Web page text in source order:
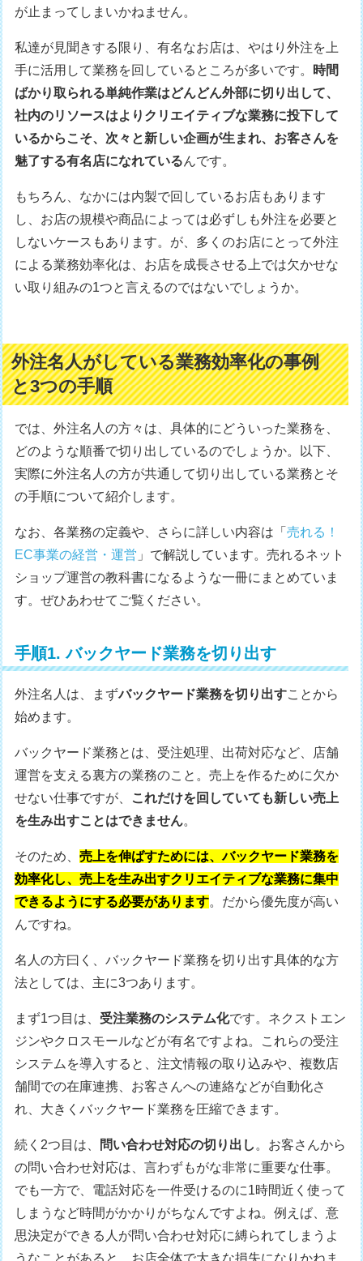
が止まってしまいかねません。
私達が見聞きする限り、有名なお店は、やはり外注を上
手に活用して業務を回しているところが多いです。 時間
ばかり取られる単純作業はどんどん外部に切り出して、
社内のリソースはよりクリエイティブな業務に投下して
いるからこそ、次々と新しい企画が生まれ、お客さんを
魅了する有名店になれているんです。
もちろん、なかには内製で回しているお店もあります
し、お店の規模や商品によっては必ずしも外注を必要と
しないケースもあります。が、多くのお店にとって外注
による業務効率化は、お店を成長させる上では欠かせな
い取り組みの1つと言えるのではないでしょうか。
外注名人がしている業務効率化の事例
と3つの手順
では、外注名人の方々は、具体的にどういった業務を、
どのような順番で切り出しているのでしょうか。以下、
実際に外注名人の方が共通して切り出している業務とそ
の手順について紹介します。
なお、各業務の定義や、さらに詳しい内容は「売れる！
EC事業の経営・運営 」で解説しています。売れるネット
ショップ運営の教科書になるような一冊にまとめていま
す。ぜひあわせてご覧ください。
手順1. バックヤード業務を切り出す
外注名人は、まずバックヤード業務を切り出すことから
始めます。
バックヤード業務とは、受注処理、出荷対応など、店舗
運営を支える裏方の業務のこと。売上を作るために欠か
せない仕事ですが、 これだけを回していても新しい売上
を生み出すことはできません。
そのため、売上を伸ばすためには、バックヤード業務を
効率化し、売上を生み出すクリエイティブな業務に集中
できるようにする必要があります。だから優先度が高い
んですね。
名人の方曰く、バックヤード業務を切り出す具体的な方
法としては、主に3つあります。
まず1つ目は、 受注業務のシステム化です。ネクストエン
ジンやクロスモールなどが有名ですよね。これらの受注
システムを導入すると、注文情報の取り込みや、複数店
舗間での在庫連携、お客さんへの連絡などが自動化さ
れ、大きくバックヤード業務を圧縮できます。
続く2つ目は、 問い合わせ対応の切り出し 。お客さんから
の問い合わせ対応は、言わずもがな非常に重要な仕事。
でも一方で、電話対応を一件受けるのに1時間近く使って
しまうなど時間がかかりがちなんですよね。例えば、意
思決定ができる人が問い合わせ対応に縛られてしまうよ
うなことがあると、お店全体で大きな損失になりかねま